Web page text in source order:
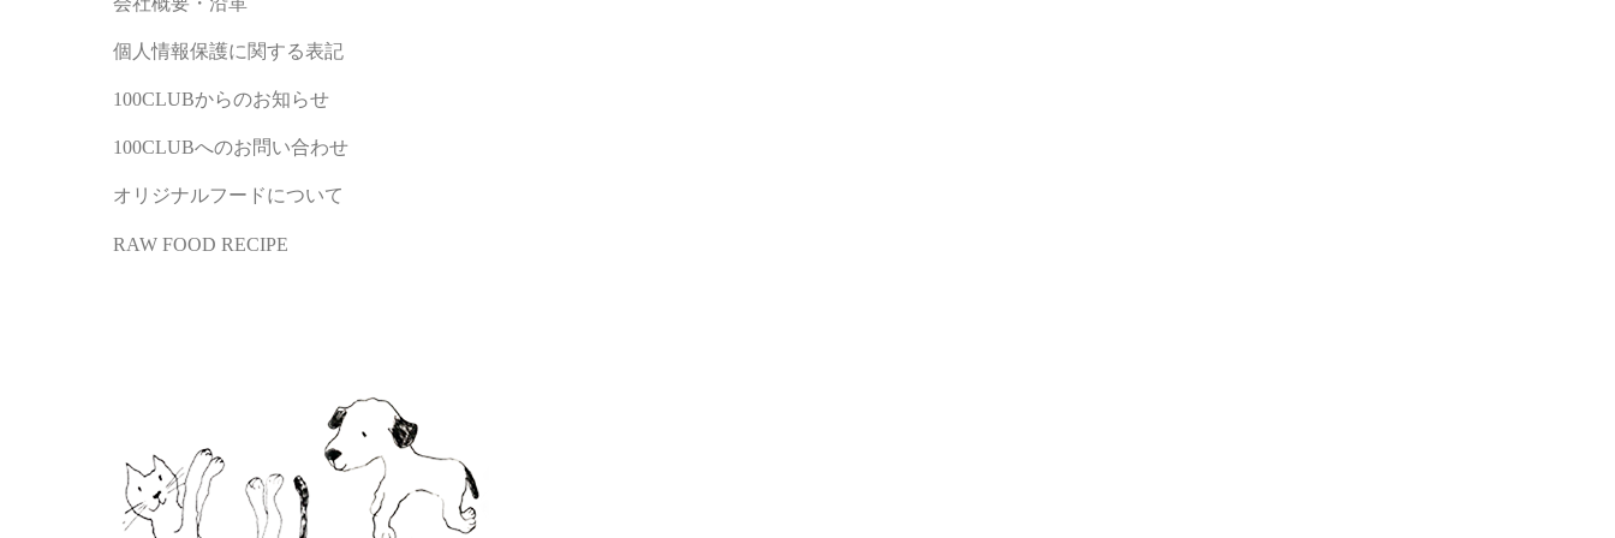
個人情報保護に関する表記
100CLUBからのお知らせ
100CLUBへのお問い合わせ
オリジナルフードについて
RAW FOOD RECIPE